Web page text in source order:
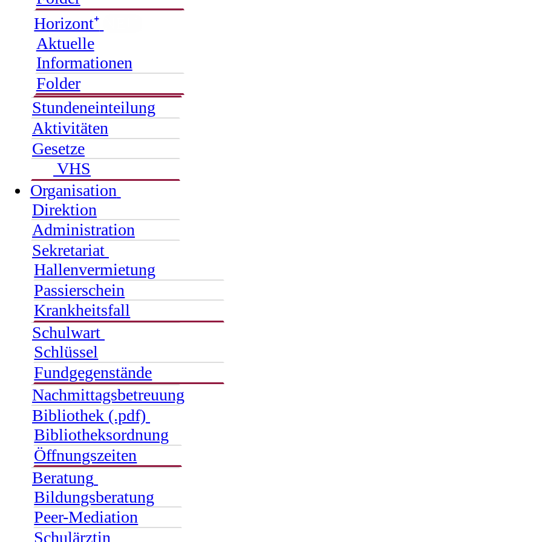
Horizont⁺
Aktuelle
Informationen
Folder
Stundeneinteilung
Aktivitäten
Gesetze
VHS
Organisation
Direktion
Administration
Sekretariat
Hallenvermietung
Passierschein
Krankheitsfall
Schulwart
Schlüssel
Fundgegenstände
Nachmittagsbetreuung
Bibliothek (.pdf)
Bibliotheksordnung
Öffnungszeiten
Beratung
Bildungsberatung
Peer-Mediation
Schulärztin